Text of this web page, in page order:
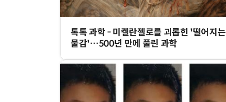
톡톡 과학 - 미켈란젤로를 괴롭힌 '떨어지는
물감'…500년 만에 풀린 과학